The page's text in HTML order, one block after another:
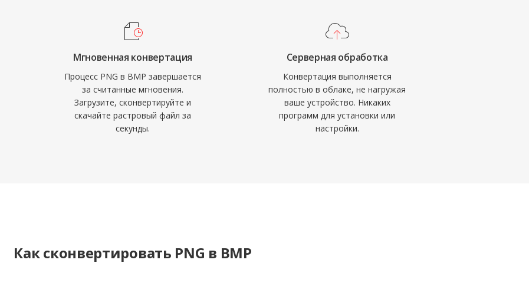
Мгновенная конвертация
Процесс PNG в BMP завершается
за считанные мгновения.
Загрузите, сконвертируйте и
скачайте растровый файл за
секунды.
Серверная обработка
Конвертация выполняется
полностью в облаке, не нагружая
ваше устройство. Никаких
программ для установки или
настройки.
Как сконвертировать PNG в BMP